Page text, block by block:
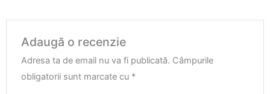
Adaugă o recenzie
Adresa ta de email nu va fi publicată. Câmpurile
obligatorii sunt marcate cu *